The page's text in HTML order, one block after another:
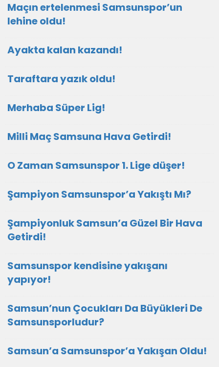
Maçın ertelenmesi Samsunspor’un
lehine oldu!
Ayakta kalan kazandı!
Taraftara yazık oldu!
Merhaba Süper Lig!
Milli Maç Samsuna Hava Getirdi!
O Zaman Samsunspor 1. Lige düşer!
Şampiyon Samsunspor’a Yakıştı Mı?
Şampiyonluk Samsun’a Güzel Bir Hava
Getirdi!
Samsunspor kendisine yakışanı
yapıyor!
Samsun’nun Çocukları Da Büyükleri De
Samsunsporludur?
Samsun’a Samsunspor’a Yakışan Oldu!